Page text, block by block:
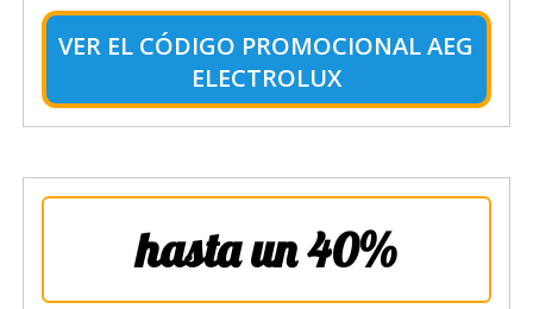
VER EL CÓDIGO PROMOCIONAL AEG
ELECTROLUX
hasta un 40%